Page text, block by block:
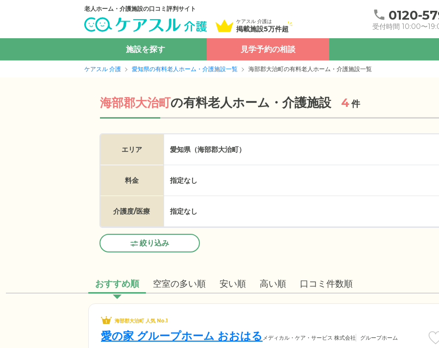
老人ホーム・介護施設の口コミ評判サイト
ケアスル 介護は
掲載施設5万件超
0120-
受付時間 10:00〜
施設を探す 見学予約の相談
ケアスル 介護 愛知県の有料老人ホーム・介護施設一覧 海部郡大治町の有料老人ホーム・介護施設一覧
海部郡大治町の有料老人ホーム・介護施設 4件
エリア 愛知県（海部郡大治町）
料金 指定なし
介護度/医療 指定なし
絞り込み
おすすめ順 空室の多い順 安い順 高い順 口コミ件数順
海部郡大治町 人気 No.1
愛の家 グループホーム おおはる メディカル・ケア・サービス 株式会社 グループホーム